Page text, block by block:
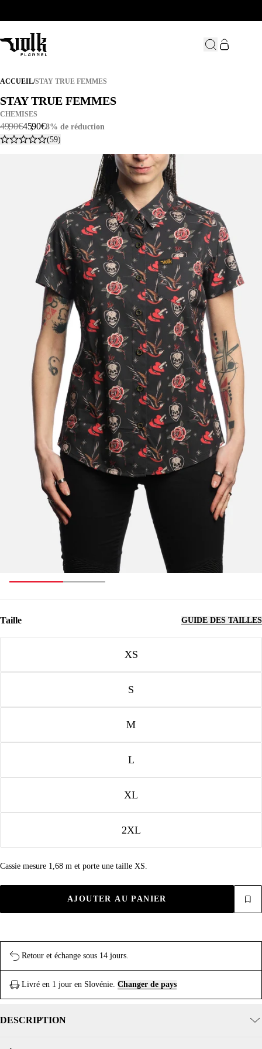
ACCUEIL/STAY TRUE FEMMES
STAY TRUE FEMMES
STAY TRUE FEMMES
STAY TRUE FEMMES
CHEMISES
49,90€45,90€8% de réduction
(59)
Taille GUIDE DES TAILLES
XS
S
M
L
XL
2XL
Cassie mesure 1,68 m et porte une taille XS.
AJOUTER AU PANIER
Retour et échange sous 14 jours.
Livré en 1 jour en Slovénie. Changer de pays
DESCRIPTION